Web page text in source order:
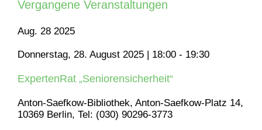
Vergangene Veranstaltungen
Aug. 28 2025
Donnerstag, 28. August 2025 | 18:00 - 19:30
ExpertenRat „Seniorensicherheit“
Anton-Saefkow-Bibliothek, Anton-Saefkow-Platz 14,
10369 Berlin, Tel: (030) 90296-3773